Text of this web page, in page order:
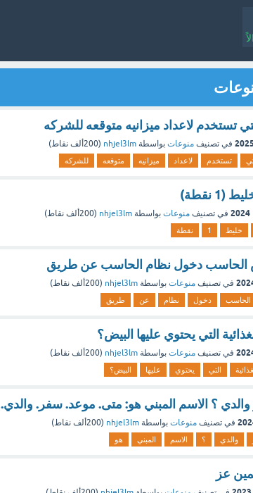
تستخدم لاعداد ميزانيه متوقعه للشركه
في تصنيف منوعات بواسطة nhjel3lm
(200ألف نقاط)
تستخدم لاعداد ميزانيه متوقعه للشركه
(1 نقطة)
في تصنيف منوعات بواسطة nhjel3lm
(200ألف نقاط)
خليط 1 نقطة
الحاسب دخول نظام الحاسب عن طريق
في تصنيف منوعات بواسطة nhjel3lm
(200ألف نقاط)
الحاسب دخول نظام عن طريق
التي يحتوي عليها البيض؟
في تصنيف منوعات بواسطة nhjel3lm
(200ألف نقاط)
التي يحتوي عليها البيض؟
؟ الاسم المبني هو: متى. موعد. سفر. والدي.
في تصنيف منوعات بواسطة nhjel3lm
(200ألف نقاط)
والدي ؟ الاسم المبني هو
عز